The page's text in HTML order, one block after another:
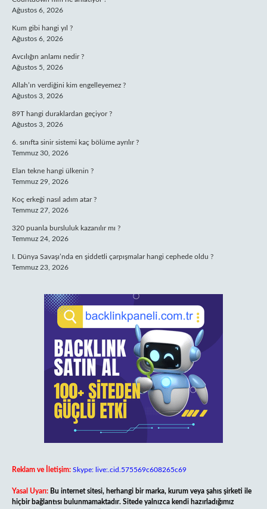
Ağustos 6, 2026
Kum gibi hangi yıl ?
Ağustos 6, 2026
Avcılığın anlamı nedir ?
Ağustos 5, 2026
Allah’ın verdiğini kim engelleyemez ?
Ağustos 3, 2026
89T hangi duraklardan geçiyor ?
Ağustos 3, 2026
6. sınıfta sinir sistemi kaç bölüme ayrılır ?
Temmuz 30, 2026
Elan tekne hangi ülkenin ?
Temmuz 29, 2026
Koç erkeği nasıl adım atar ?
Temmuz 27, 2026
320 puanla bursluluk kazanılır mı ?
Temmuz 24, 2026
I. Dünya Savaşı’nda en şiddetli çarpışmalar hangi cephede oldu ?
Temmuz 23, 2026
Reklam ve İletişim: Skype: live:.cid.575569c608265c69
Yasal Uyarı: Bu internet sitesi, herhangi bir marka, kurum veya şahıs şirketi ile
hiçbir bağlantısı bulunmamaktadır. Sitede yalnızca kendi hazırladığımız